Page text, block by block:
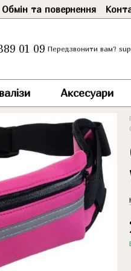
Обмін та повернення
01 09 Передзвонити вам?
Аксесуари